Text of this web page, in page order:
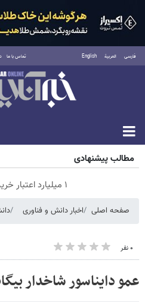
فارسی العربية English تماس با ما
جمعه ۱۶ مرداد ۱۴۰۵
مطالب پیشنهادی
۱ میلیارد اعتبار خرید طلا | بدون ضامن و چک
صفحه اصلی اخبار دانش و فناوری
۰ نفر
عمو دایناسور شاخدار